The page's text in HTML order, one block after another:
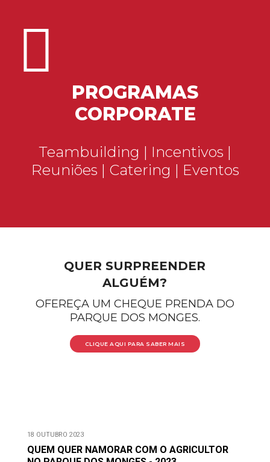
PROGRAMAS
CORPORATE
Teambuilding | Incentivos |
Reuniões | Catering | Eventos
QUER SURPREENDER
ALGUÉM?
OFEREÇA UM CHEQUE PRENDA DO
PARQUE DOS MONGES.
CLIQUE AQUI PARA SABER MAIS
18 OUTUBRO 2023
QUEM QUER NAMORAR COM O AGRICULTOR